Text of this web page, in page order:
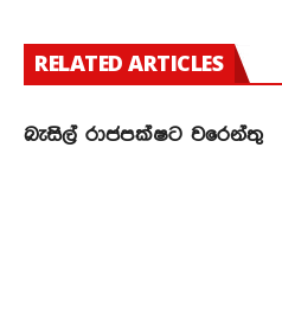
RELATED ARTICLES
බැසිල් රාජපක්ෂට වරෙන්තු